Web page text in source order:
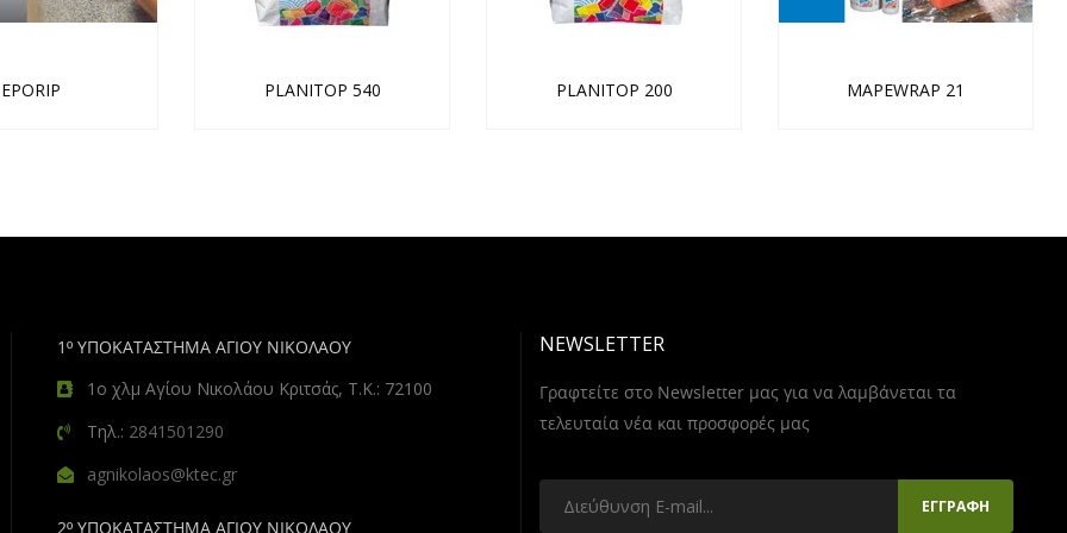
EPORIP PLANITOP 540 PLANITOP 200 MAPEWRAP 21
1º ΥΠΟΚΑΤΑΣΤΗΜΑ ΑΓΙΟΥ ΝΙΚΟΛΑΟΥ
1ο χλμ Αγίου Νικολάου Κριτσάς, Τ.Κ.: 72100
Τηλ.: 2841501290
agnikolaos@ktec.gr
2º ΥΠΟΚΑΤΑΣΤΗΜΑ ΑΓΙΟΥ ΝΙΚΟΛΑΟΥ
NEWSLETTER
Γραφτείτε στο Newsletter μας για να λαμβάνεται τα
τελευταία νέα και προσφορές μας